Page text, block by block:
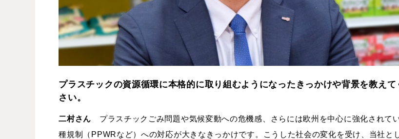
プラスチックの資源循環に本格的に取り組むようになったきっかけや背景を教えて
さい。
二村さん プラスチックごみ問題や気候変動への危機感、さらには欧州を中心に強化されて
種規制（PPWRなど）への対応が大きなきっかけです。こうした社会の変化を受け、当社と